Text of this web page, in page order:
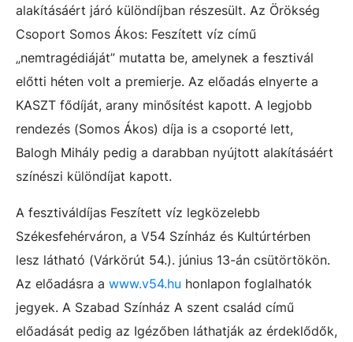
alakításáért járó különdíjban részesült. Az Örökség
Csoport Somos Ákos: Feszített víz című
„nemtragédiáját” mutatta be, amelynek a fesztivál
előtti héten volt a premierje. Az előadás elnyerte a
KASZT fődíját, arany minősítést kapott. A legjobb
rendezés (Somos Ákos) díja is a csoporté lett,
Balogh Mihály pedig a darabban nyújtott alakításáért
színészi különdíjat kapott.
A fesztiváldíjas Feszített víz legközelebb
Székesfehérváron, a V54 Színház és Kultúrtérben
lesz látható (Várkörút 54.). június 13-án csütörtökön.
Az előadásra a www.v54.hu honlapon foglalhatók
jegyek. A Szabad Színház A szent család című
előadását pedig az Igézőben láthatják az érdeklődők,